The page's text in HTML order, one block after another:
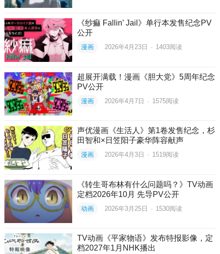
《纱痲 Fallin’ Jail》单行本发售纪念PV
公开
漫画 2026年4月23日 · 1403阅读
超展开满载！漫画《胆大党》5周年纪念
PV公开
漫画 2026年4月7日 · 1575阅读
声优漫画《生活人》第1卷发售纪念，杉
田智和×日笠阳子豪华阵容献声
漫画 2026年4月3日 · 1519阅读
《转生哥布林有什么问题吗？》TV动画
定档2026年10月 先导PV公开
动画 2026年3月25日 · 1530阅读
TV动画《平家物语》发布特报影像，定
档2027年1月NHK播出